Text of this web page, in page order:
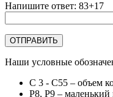
Напишите ответ: 83+17
Наши условные
C 3 - C55 – объем
Р8, Р9 –